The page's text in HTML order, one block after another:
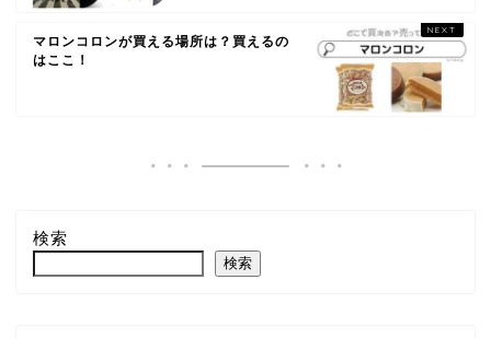
マロンコロンが買える場所は？買えるの
はここ！
検索
検索